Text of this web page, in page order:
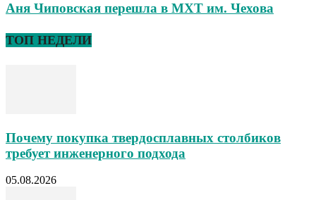
Аня Чиповская перешла в МХТ им. Чехова
ТОП НЕДЕЛИ
Почему покупка твердосплавных столбиков
требует инженерного подхода
05.08.2026